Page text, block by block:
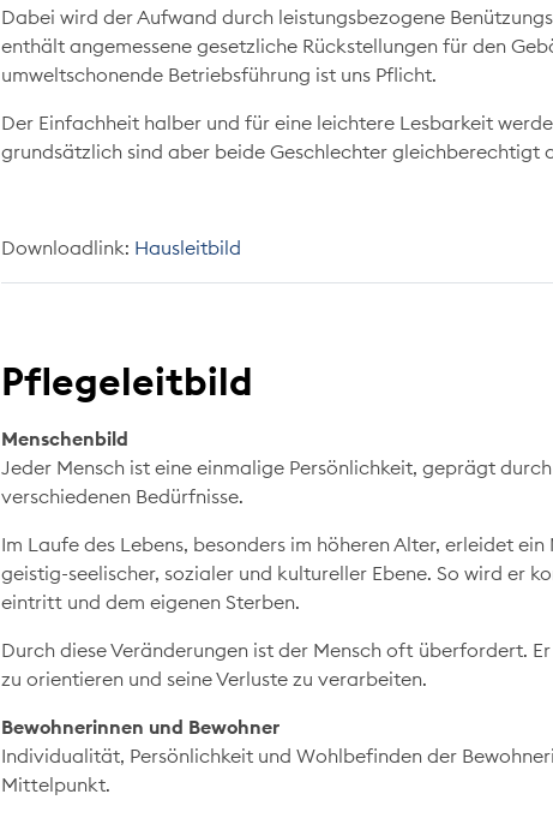
Dabei wird der Aufwand durch leistungsbezogene
enthält angemessene gesetzliche Rückstellungen für den
umweltschonende Betriebsführung ist uns Pflicht.
Der Einfachheit halber und für eine leichtere Lesbarkeit
grundsätzlich sind aber beide Geschlechter gleichberechtigt
Downloadlink: Hausleitbild
Pflegeleitbild
Menschenbild
Jeder Mensch ist eine einmalige Persönlichkeit, geprägt
verschiedenen Bedürfnisse.
Im Laufe des Lebens, besonders im höheren Alter, erleidet
geistig-seelischer, sozialer und kultureller Ebene. So wird er
eintritt und dem eigenen Sterben.
Durch diese Veränderungen ist der Mensch oft überfordert.
zu orientieren und seine Verluste zu verarbeiten.
Bewohnerinnen und Bewohner
Individualität, Persönlichkeit und Wohlbefinden der
Mittelpunkt.